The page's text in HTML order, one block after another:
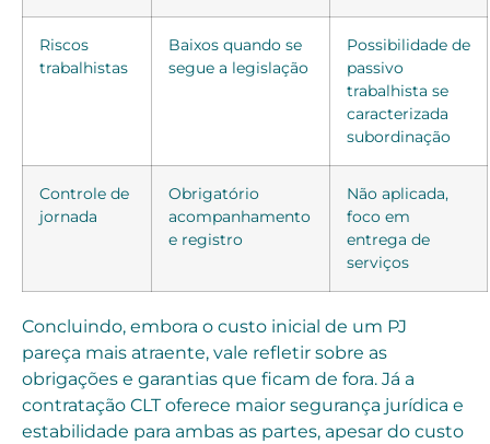
Riscos
trabalhistas
Baixos quando se
segue a legislação
Possibilidade de
passivo
trabalhista se
caracterizada
subordinação
Controle de
jornada
Obrigatório
acompanhamento
e registro
Não aplicada,
foco em
entrega de
serviços
Concluindo, embora o custo inicial de um PJ
pareça mais atraente, vale refletir sobre as
obrigações e garantias que ficam de fora. Já a
contratação CLT oferece maior segurança jurídica e
estabilidade para ambas as partes, apesar do custo